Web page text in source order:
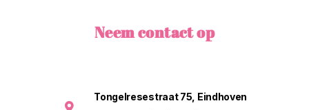
Neem contact op
Tongelresestraat 75, Eindhoven